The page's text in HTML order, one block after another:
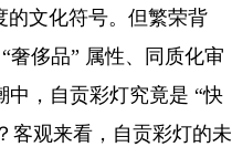
的文化符号。但繁荣背
奢侈品” 属性、同质化审
，自贡彩灯究竟是 “快
客观来看，自贡彩灯的未